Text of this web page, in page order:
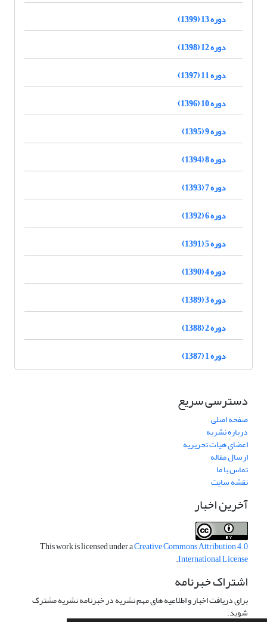
دوره 13 (1399)
دوره 12 (1398)
دوره 11 (1397)
دوره 10 (1396)
دوره 9 (1395)
دوره 8 (1394)
دوره 7 (1393)
دوره 6 (1392)
دوره 5 (1391)
دوره 4 (1390)
دوره 3 (1389)
دوره 2 (1388)
دوره 1 (1387)
دسترسی سریع
صفحه اصلی
درباره نشریه
اعضای هیات تحریریه
ارسال مقاله
تماس با ما
نقشه سایت
آخرین اخبار
This work is licensed under aCreative Commons Attribution 4.0
International License
.
اشتراک خبرنامه
برای دریافت اخبار و اطلاعیه های مهم نشریه در خبرنامه نشریه مشترک
شوید.